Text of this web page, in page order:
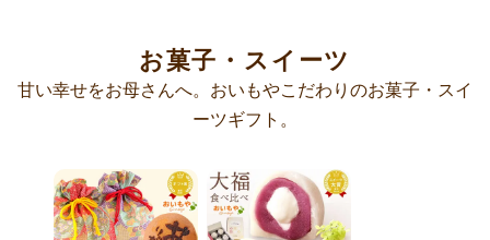
お菓子・スイーツ
甘い幸せをお母さんへ。おいもやこだわりのお菓子・スイ
ーツギフト。